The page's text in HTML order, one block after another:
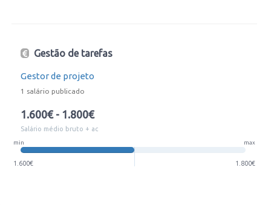
Gestão de tarefas
Gestor de projeto
1 salário publicado
1.600€ - 1.800€
Salário médio bruto + ac
min max
1.600€ 1.800€